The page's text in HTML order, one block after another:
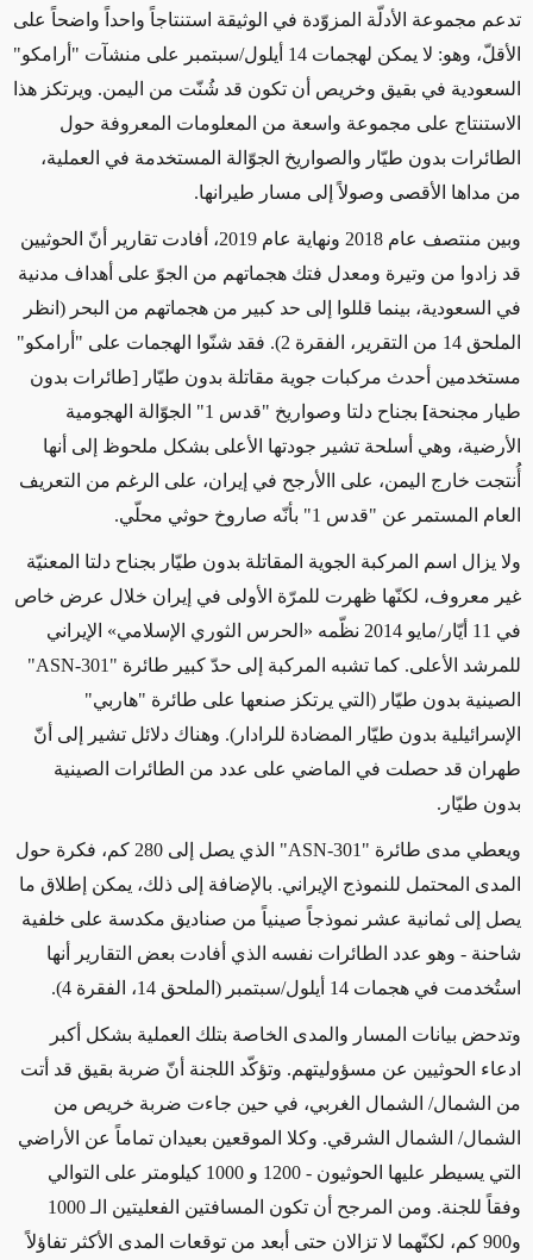
تدعم مجموعة الأدلّة المزوّدة في الوثيقة استنتاجاً واحداً واضحاً على
الأقلّ، وهو:
لا يمكن لهجمات 14 أيلول/سبتمبر على منشآت "أرامكو"
السعودية في بقيق وخريص أن تكون قد شُنّت من اليمن. ويرتكز هذا
الاستنتاج على مجموعة واسعة من المعلومات المعروفة حول
الطائرات بدون طيّار والصواريخ الجوّالة المستخدمة في العملية،
من مداها الأقصى وصولاً إلى مسار طيرانها.
وبين منتصف عام 2018 ونهاية عام 2019، أفادت تقارير أنّ الحوثيين
قد زادوا من وتيرة ومعدل فتك هجماتهم من الجوّ على أهداف مدنية
في السعودية، بينما قللوا إلى حد كبير من هجماتهم من البحر (انظر
الملحق 14 من التقرير، الفقرة 2). فقد شنّوا الهجمات على "أرامكو"
مستخدمين أحدث مركبات جوية مقاتلة بدون طيّار [طائرات بدون
طيار مجنحة]
بجناح دلتا وصواريخ "قدس 1" الجوّالة الهجومية
الأرضية، وهي أسلحة تشير جودتها الأعلى بشكل ملحوظ إلى أنها
أُنتجت خارج اليمن، على االأرجح في إيران، على الرغم من التعريف
العام المستمر عن "قدس 1" بأنّه صاروخ حوثي محلّي.
ولا يزال اسم المركبة الجوية المقاتلة بدون طيّار بجناح دلتا المعنيّة
غير معروف، لكنّها ظهرت للمرّة الأولى في إيران خلال عرض خاص
في 11 أيّار/مايو 2014 نظّمه «الحرس الثوري الإسلامي» الإيراني
للمرشد الأعلى. كما تشبه المركبة إلى حدّ كبير طائرة " ASN-301
"
الصينية بدون طيّار (التي يرتكز صنعها على طائرة "هاربي"
الإسرائيلية بدون طيّار المضادة للرادار). وهناك دلائل تشير إلى أنّ
طهران قد حصلت في الماضي على عدد من الطائرات الصينية
بدون طيّار.
ويعطي مدى طائرة " ASN-301
" الذي يصل إلى 280 كم، فكرة حول
المدى المحتمل للنموذج الإيراني. بالإضافة إلى ذلك، يمكن إطلاق ما
يصل إلى ثمانية عشر نموذجاً صينياً من صناديق مكدسة على خلفية
شاحنة - وهو عدد الطائرات نفسه الذي أفادت بعض التقارير أنها
استُخدمت في هجمات 14 أيلول/سبتمبر (الملحق 14، الفقرة 4).
وتدحض بيانات المسار والمدى الخاصة بتلك العملية بشكل أكبر
ادعاء الحوثيين عن مسؤوليتهم. وتؤكّد اللجنة أنّ ضربة بقيق قد أتت
من الشمال/ الشمال الغربي، في حين جاءت ضربة خريص من
الشمال/ الشمال الشرقي. وكلا الموقعين بعيدان تماماً عن الأراضي
التي يسيطر عليها الحوثيون - 1200 و 1000 كيلومتر على التوالي
وفقاً للجنة. ومن المرجح أن تكون المسافتين الفعليتين الـ 1000
و900 كم، لكنّهما لا تزالان حتى أبعد من توقعات المدى الأكثر تفاؤلاً